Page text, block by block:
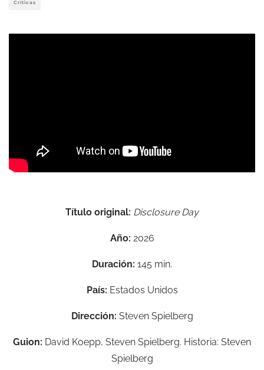
Críticas
Título original: Disclosure Day
Año: 2026
Duración: 145 min.
País: Estados Unidos
Dirección: Steven Spielberg
Guion: David Koepp, Steven Spielberg. Historia: Steven
Spielberg